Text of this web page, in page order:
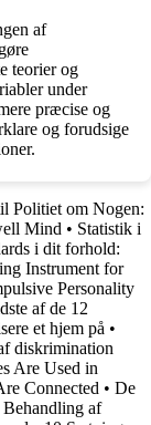
af
teorier og
under
præcise og
og forudsige
Politiet om Nogen:
Mind • Statistik i
i dit forhold:
Instrument for
Personality
af de 12
et hjem på •
diskrimination
Are Used in
Connected • De
Behandling af